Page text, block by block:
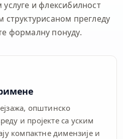
и флексибилност
структурисаном прегледу
формалну понуду.
општинско
и пројекте са уским
компактне димензије и